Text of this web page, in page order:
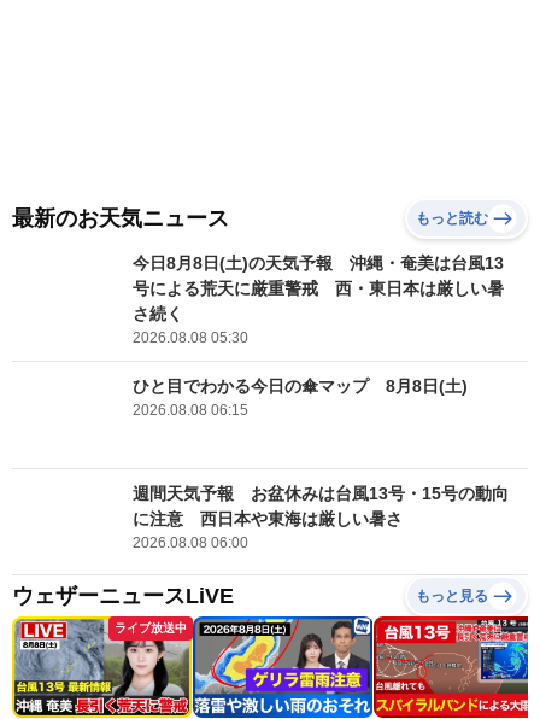
最新のお天気ニュース もっと読む
今日8月8日(土)の天気予報 沖縄・奄美は台風13
号による荒天に厳重警戒 西・東日本は厳しい暑
さ続く
2026.08.08 05:30
ひと目でわかる今日の傘マップ 8月8日(土)
2026.08.08 06:15
週間天気予報 お盆休みは台風13号・15号の動向
に注意 西日本や東海は厳しい暑さ
2026.08.08 06:00
ウェザーニュースLiVE もっと見る
ライブ放送中